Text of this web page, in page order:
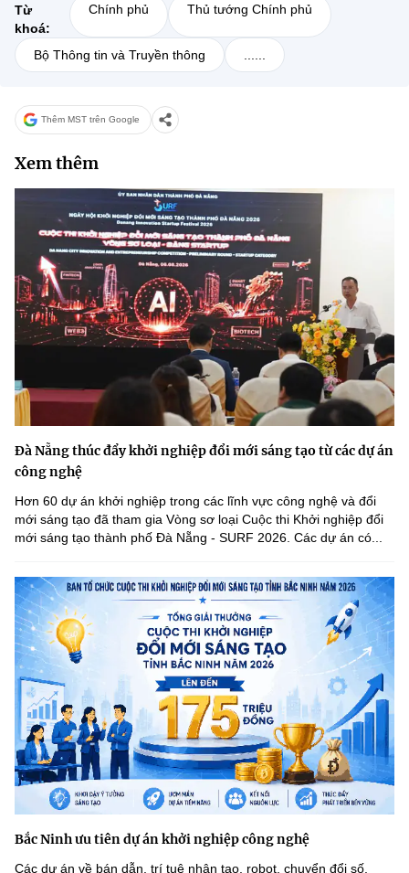
Từ
khoá:
Chính phủ Thủ tướng Chính phủ
Bộ Thông tin và Truyền thông
Thêm MST trên Google
Xem thêm
Đà Nẵng thúc đẩy khởi nghiệp đổi mới sáng tạo từ các dự án
công nghệ
Hơn 60 dự án khởi nghiệp trong các lĩnh vực công nghệ và đổi
mới sáng tạo đã tham gia Vòng sơ loại Cuộc thi Khởi nghiệp đổi
mới sáng tạo thành phố Đà Nẵng - SURF 2026. Các dự án có...
Bắc Ninh ưu tiên dự án khởi nghiệp công nghệ
Các dự án về bán dẫn, trí tuệ nhân tạo, robot, chuyển đổi số,